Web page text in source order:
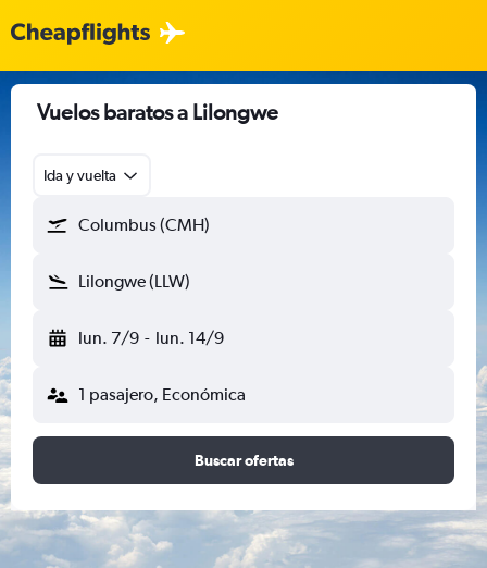
Vuelos baratos a Lilongwe
Ida y vuelta
Columbus (CMH)
Lilongwe (LLW)
lun. 7/9 - lun. 14/9
1 pasajero, Económica
Buscar ofertas